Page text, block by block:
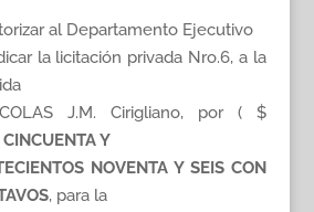
al Departamento Ejecutivo
la licitación privada Nro.6, a la
J.M. Cirigliano, por ( $
CINCUENTA Y
NOVENTA Y SEIS CON
, para la